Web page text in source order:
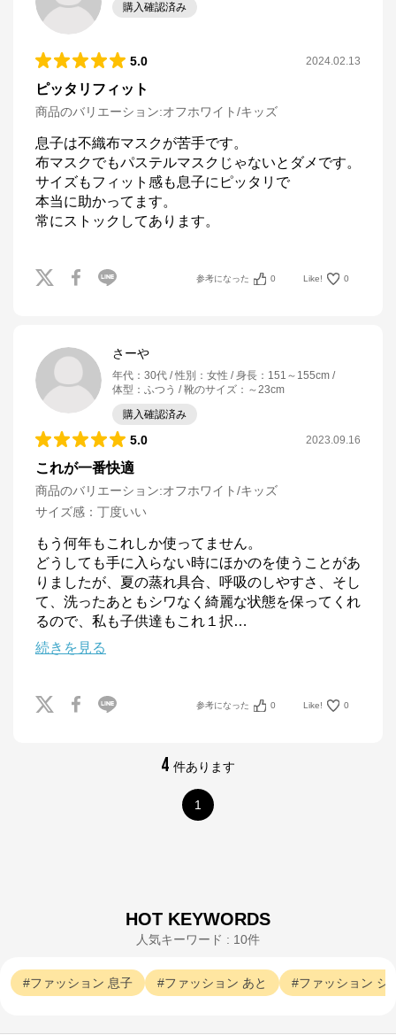
購入確認済み
5.0 2024.02.13
ピッタリフィット
商品のバリエーション:オフホワイト/キッズ
息子は不織布マスクが苦手です。
布マスクでもパステルマスクじゃないとダメです。
サイズもフィット感も息子にピッタリで
本当に助かってます。
常にストックしてあります。
参考になった 0 Like! 0
さーや
年代 ： 30代 性別 ： 女性 身長 ： 151～155cm
体型 ： ふつう 靴のサイズ ： ～23cm
購入確認済み
5.0 2023.09.16
これが一番快適
商品のバリエーション:オフホワイト/キッズ
サイズ感 ： 丁度いい
もう何年もこれしか使ってません。
どうしても手に入らない時にほかのを使うことがあ
りましたが、夏の蒸れ具合、呼吸のしやすさ、そし
て、洗ったあともシワなく綺麗な状態を保ってくれ
るので、私も子供達もこれ１択…
続きを見る
参考になった 0 Like! 0
4 件あります
1
HOT KEYWORDS
人気キーワード : 10件
ファッション 息子 ファッション あと ファッション シ